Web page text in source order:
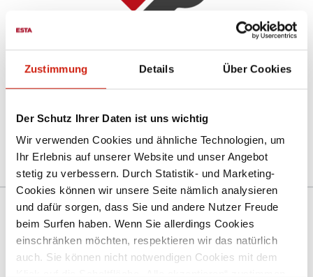
Zustimmung Details Über Cookies
Der Schutz Ihrer Daten ist uns wichtig
Wir verwenden Cookies und ähnliche Technologien, um
Ihr Erlebnis auf unserer Website und unser Angebot
stetig zu verbessern. Durch Statistik- und Marketing-
Cookies können wir unsere Seite nämlich analysieren
und dafür sorgen, dass Sie und andere Nutzer Freude
beim Surfen haben. Wenn Sie allerdings Cookies
einschränken möchten, respektieren wir das natürlich
auch. Sie können nicht notwendigen Cookies mit dem
производства до сборки и сдачи в эксплуатацию —
ИНФОРМАЦИОННЫЙ
БЮЛЛЕТЕНЬ